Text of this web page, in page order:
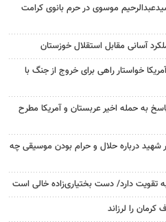
موسوی در حرم بانوی کرامت
آسانی مقابل استقلال خوزستان
خواستار راهی برای خروج از جنگ با
به حمله اخیر عربستان و آمریکا مطرح
شهید درباره حلال و حرام بودن موسیقی چه
تقویت دارد/ دست بختیاری‌زاده خالی است